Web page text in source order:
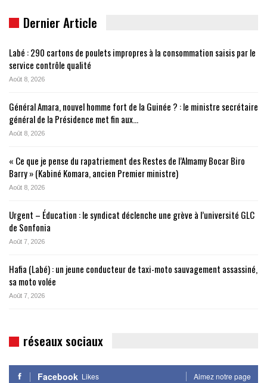
Dernier Article
Labé : 290 cartons de poulets impropres à la consommation saisis par le
service contrôle qualité
Août 8, 2026
Général Amara, nouvel homme fort de la Guinée ? : le ministre secrétaire
général de la Présidence met fin aux…
Août 8, 2026
« Ce que je pense du rapatriement des Restes de l’Almamy Bocar Biro
Barry » (Kabiné Komara, ancien Premier ministre)
Août 8, 2026
Urgent – Éducation : le syndicat déclenche une grève à l’université GLC
de Sonfonia
Août 7, 2026
Hafia (Labé) : un jeune conducteur de taxi-moto sauvagement assassiné,
sa moto volée
Août 7, 2026
réseaux sociaux
Facebook Likes Aimez notre page